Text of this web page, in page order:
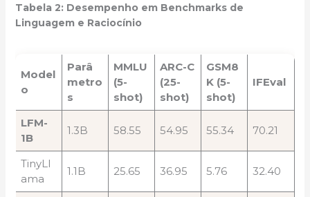
Tabela 2: Desempenho em Benchmarks de
Linguagem e Raciocínio
Model
o
Parâ
metro
s
MMLU
(5-
shot)
ARC-C
(25-
shot)
GSM8
K (5-
shot)
IFEval
LFM-
1B
1.3B 58.55 54.95 55.34 70.21
TinyLl
ama
1.1B 25.65 36.95 5.76 32.40